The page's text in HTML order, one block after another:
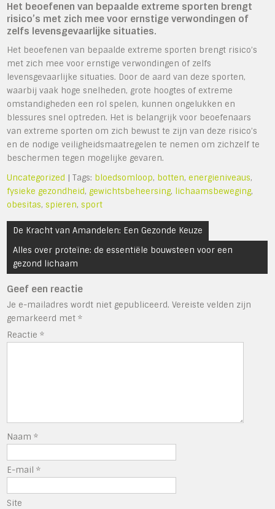
Het beoefenen van bepaalde extreme sporten brengt
risico’s met zich mee voor ernstige verwondingen of
zelfs levensgevaarlijke situaties.
Het beoefenen van bepaalde extreme sporten brengt risico’s
met zich mee voor ernstige verwondingen of zelfs
levensgevaarlijke situaties. Door de aard van deze sporten,
waarbij vaak hoge snelheden, grote hoogtes of extreme
omstandigheden een rol spelen, kunnen ongelukken en
blessures snel optreden. Het is belangrijk voor beoefenaars
van extreme sporten om zich bewust te zijn van deze risico’s
en de nodige veiligheidsmaatregelen te nemen om zichzelf te
beschermen tegen mogelijke gevaren.
Uncategorized | Tags: bloedsomloop, botten,energieniveaus,
fysieke gezondheid,gewichtsbeheersing, lichaamsbeweging,
obesitas,spieren,sport
Bericht
navigatie
De Kracht van Amandelen: Een Gezonde Keuze
Alles over proteïne: de essentiële bouwsteen voor een
gezond lichaam
Geef een reactie
Je e-mailadres wordt niet gepubliceerd. Vereiste velden zijn
gemarkeerd met*
Reactie*
Naam*
E-mail*
Site